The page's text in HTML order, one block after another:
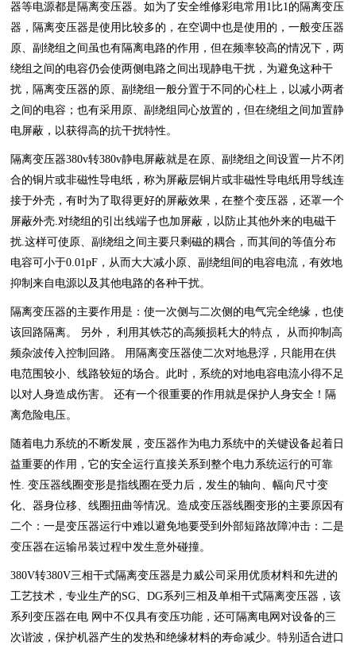
器等电源都是隔离变压器。如为了安全维修彩电常用1比1的隔离变压
器，隔离变压器是使用比较多的，在空调中也是使用的，一般变压器
原、副绕组之间虽也有隔离电路的作用，但在频率较高的情况下，两
绕组之间的电容仍会使两侧电路之间出现静电干扰，为避免这种干
扰，隔离变压器的原、副绕组一般分置于不同的心柱上，以减小两者
之间的电容；也有采用原、副绕组同心放置的，但在绕组之间加置静
电屏蔽，以获得高的抗干扰特性。
隔离变压器380v转380v静电屏蔽就是在原、副绕组之间设置一片不闭
合的铜片或非磁性导电纸，称为屏蔽层铜片或非磁性导电纸用导线连
接于外壳，有时为了取得更好的屏蔽效果，在整个变压器，还罩一个
屏蔽外壳.对绕组的引出线端子也加屏蔽，以防止其他外来的电磁干
扰.这样可使原、副绕组之间主要只剩磁的耦合，而其间的等值分布
电容可小于0.01pF，从而大大减小原、副绕组间的电容电流，有效地
抑制来自电源以及其他电路的各种干扰。
隔离变压器的主要作用是：使一次侧与二次侧的电气完全绝缘，也使
该回路隔离。 另外， 利用其铁芯的高频损耗大的特点， 从而抑制高
频杂波传入控制回路。 用隔离变压器使二次对地悬浮，只能用在供
电范围较小、线路较短的场合。此时，系统的对地电容电流小得不足
以对人身造成伤害。 还有一个很重要的作用就是保护人身安全！隔
离危险电压。
随着电力系统的不断发展，变压器作为电力系统中的关键设备起着日
益重要的作用，它的安全运行直接关系到整个电力系统运行的可靠
性. 变压器线圈变形是指线圈在受力后，发生的轴向、幅向尺寸变
化、器身位移、线圈扭曲等情况。造成变压器线圈变形的主要原因有
二个：一是变压器运行中难以避免地要受到外部短路故障冲击：二是
变压器在运输吊装过程中发生意外碰撞。
380V转380V三相干式隔离变压器是力威公司采用优质材料和先进的
工艺技术，专业生产的SG、DG系列三相及单相干式隔离变压器，该
系列变压器在电 网中不仅具有变压功能，还可隔离电网对设备的三
次谐波，保护机器产生的发热和绝缘材料的寿命减少。特别适合进口